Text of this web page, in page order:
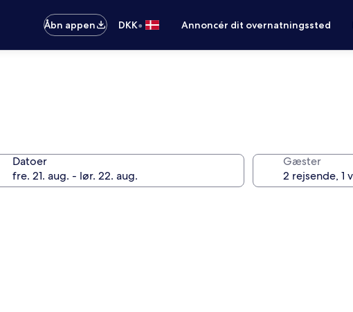
Åbn appen DKK• Annoncér dit overnatningssted
Datoer Gæster